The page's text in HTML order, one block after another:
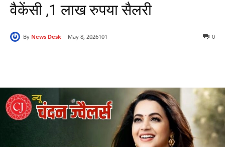
वैकेंसी ,1 लाख रुपया सैलरी
By News Desk May 8, 2026 0
101